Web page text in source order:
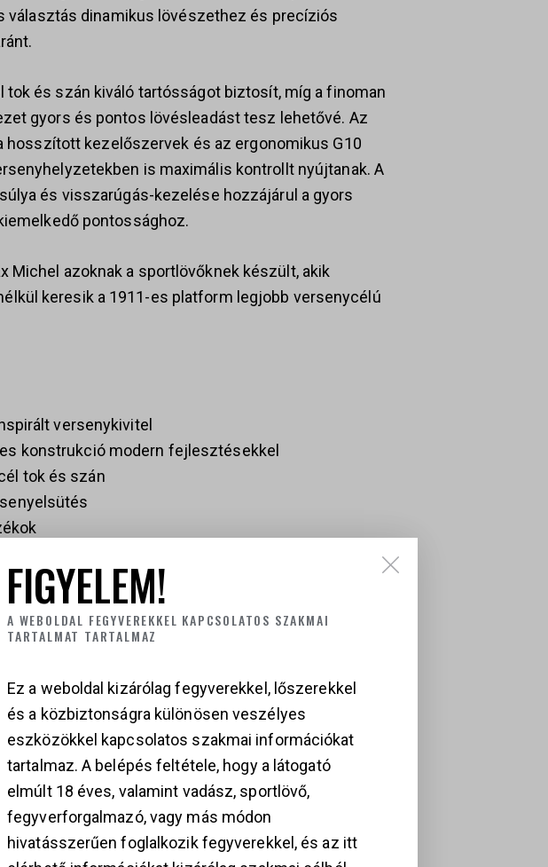
választás dinamikus lövészethez és precíziós
tok és szán kiváló tartósságot biztosít, míg a finoman
gyors és pontos lövésleadást tesz lehetővé. Az
hosszított kezelőszervek és az ergonomikus G10
is maximális kontrollt nyújtanak. A
és visszarúgás-kezelése hozzájárul a gyors
pontossághoz.
Michel azoknak a sportlövőknek készült, akik
keresik a 1911-es platform legjobb versenycélú
versenykivitel
konstrukció modern fejlesztésekkel
tok és szán
felhasználásra optimalizálva
és megbízhatóság
TERMÉKEK
FIGYELEM!
A WEBOLDAL FEGYVEREKKEL KAPCSOLATOS SZAKMAI
TARTALMAT TARTALMAZ
Ez a weboldal kizárólag fegyverekkel, lőszerekkel
és a közbiztonságra különösen veszélyes
eszközökkel kapcsolatos szakmai információkat
tartalmaz. A belépés feltétele, hogy a látogató
elmúlt 18 éves, valamint vadász, sportlövő,
fegyverforgalmazó, vagy más módon
hivatásszerűen foglalkozik fegyverekkel, és az itt